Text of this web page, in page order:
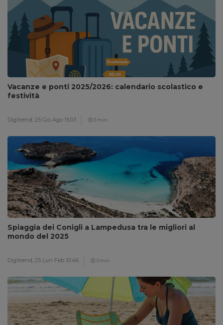
Vacanze e ponti 2025/2026: calendario scolastico e
festività
Digitrend, 25 Gio Ago 15:03 3 min
Spiaggia dei Conigli a Lampedusa tra le migliori al
mondo del 2025
Digitrend, 25 Lun Feb 10:46 3 min